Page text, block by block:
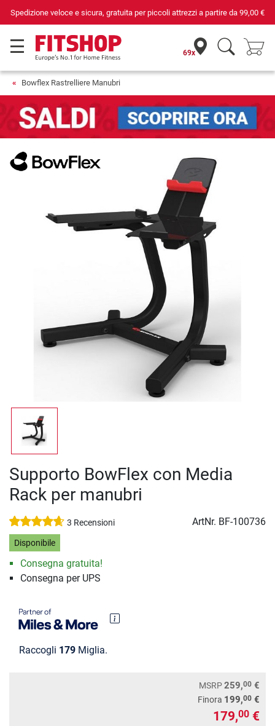
Spedizione veloce e sicura, gratuita per piccoli attrezzi a partire da 99,00 €
69x
Bowflex Rastrelliere Manubri
Supporto BowFlex con Media
Rack per manubri
3 Recensioni ArtNr. BF-100736
Disponibile
Consegna gratuita!
Consegna per UPS
Raccogli 179 Miglia.
MSRP259,00 €
Finora 199,00 €
179,00 €